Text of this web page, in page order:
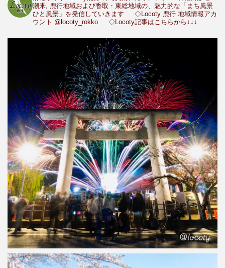
潮来, 鹿行地域および香取・東総地域の、魅力的な「まち風景
ひと風景」を発信していきます
◇Locoty 鹿行 地域情報アカ
ウント @locoty_rokko ◇Locoty記事はこちらから↓↓↓